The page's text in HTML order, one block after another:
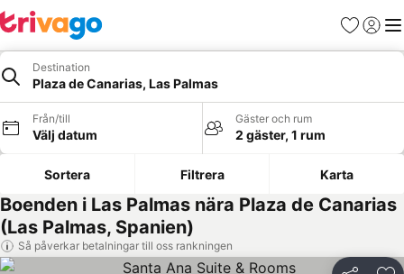
Favoriter
Logga
Destination
Plaza de Canarias, Las Palmas
Från/till
Välj datum
Gäster och rum
2 gäster, 1 rum
Sortera Filtrera Karta
Boenden i Las Palmas nära Plaza de Canarias
(Las Palmas, Spanien)
Så påverkar betalningar till oss rankningen